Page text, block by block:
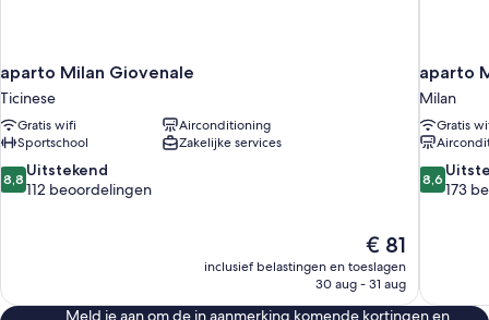
aparto Milan Giovenale
Ticinese
Gratis wifi
Airconditioning
Sportschool
Zakelijke services
8.8
van
8,8 Uitstekend
112 beoordelingen
De
prijs
is
€ 81
inclusief belastingen en toeslagen
30 aug - 31 aug
aparto
Milan
Gratis
8.6
van
8,6
173
Meld je aan om de in aanmerking komende kortingen en